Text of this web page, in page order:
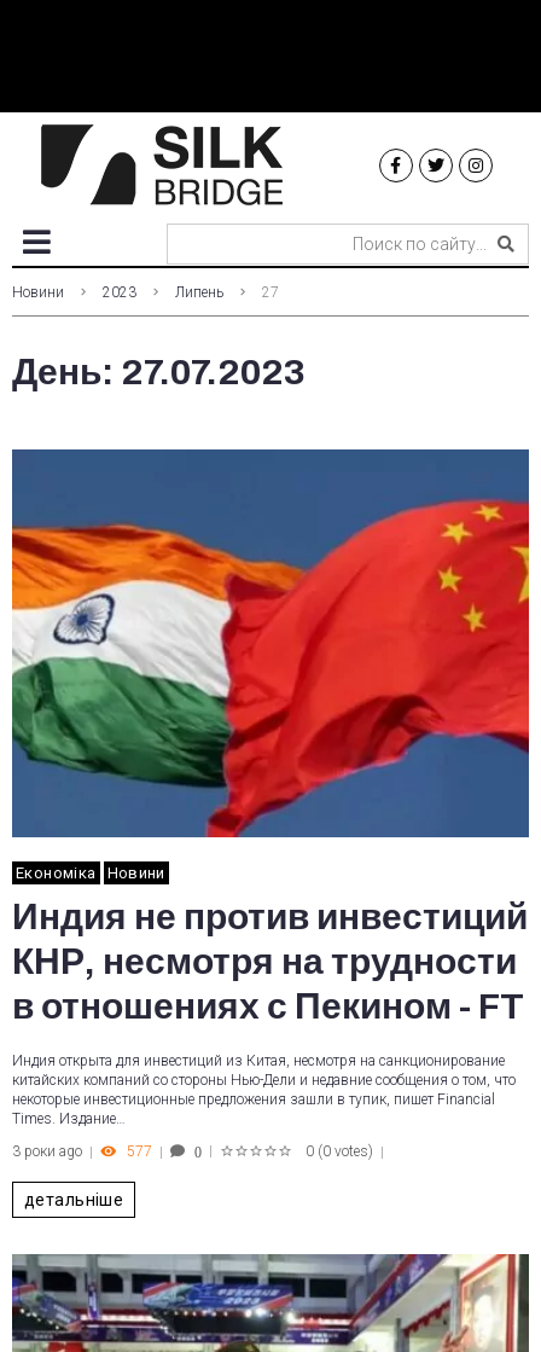
Новини 2023 Липень 27
День: 27.07.2023
Економіка Новини
Индия не против инвестиций
КНР, несмотря на трудности
в отношениях с Пекином - FT
Индия открыта для инвестиций из Китая, несмотря на санкционирование
китайских компаний со стороны Нью-Дели и недавние сообщения о том, что
некоторые инвестиционные предложения зашли в тупик, пишет Financial
Times. Издание…
3 роки ago
577 0 0 (0 votes)
детальніше